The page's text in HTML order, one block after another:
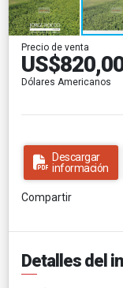
Precio de venta
Dólares Americanos
Descargar
información
Compartir
Detalles del